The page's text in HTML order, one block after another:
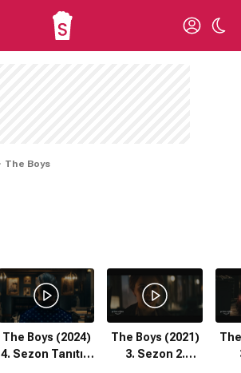
The Boys
The Boys (2024)
4. Sezon Tanıtım
The Boys (2021)
3. Sezon 2.